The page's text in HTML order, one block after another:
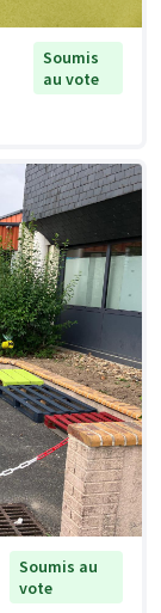
Soumis
au vote
Soumis au
vote